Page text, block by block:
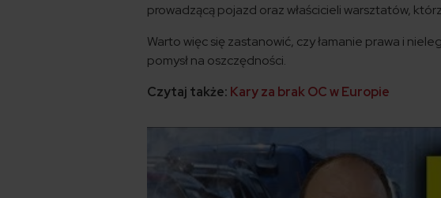
prowadzącą pojazd oraz właścicieli warsztatów,
Warto więc się zastanowić, czy łamanie prawa i
pomysł na oszczędności.
Czytaj także: Kary za brak OC w Europie